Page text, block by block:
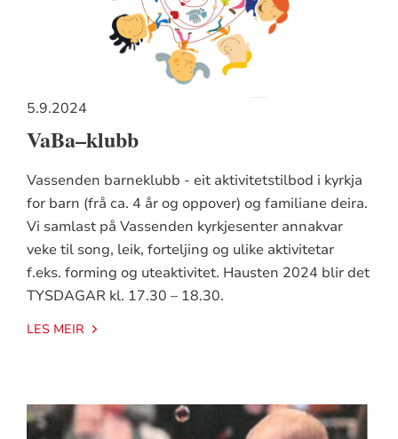
5.9.2024
VaBa–klubb
Vassenden barneklubb - eit aktivitetstilbod i kyrkja
for barn (frå ca. 4 år og oppover) og familiane deira.
Vi samlast på Vassenden kyrkjesenter annakvar
veke til song, leik, forteljing og ulike aktivitetar
f.eks. forming og uteaktivitet. Hausten 2024 blir det
TYSDAGAR kl. 17.30 – 18.30.
LES MEIR